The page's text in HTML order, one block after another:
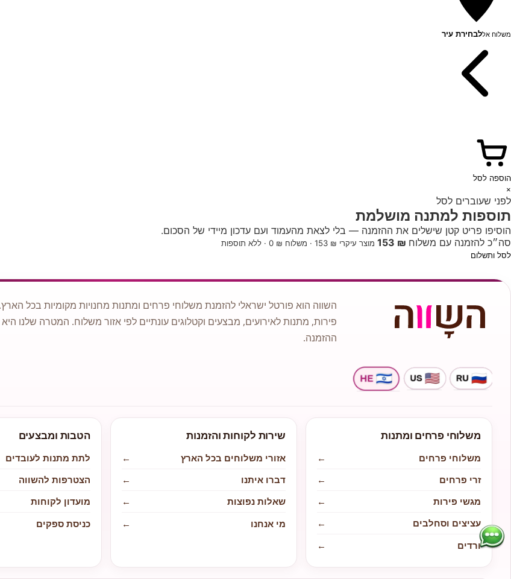
משלוח אללבחירת עיר
הוספה לסל
×
לפני שעוברים לסל
תוספות למתנה מושלמת
הוסיפו פריט קטן שישלים את ההזמנה — בלי לצאת מהעמוד ועם עדכון מיידי של הסכום.
סה״כ להזמנה עם משלוח ₪ 153 מוצר עיקרי ₪ 153 · משלוח ₪ 0 · ללא תוספות
לסל ותשלום
השווה הוא פורטל ישראלי להזמנת משלוחי פרחים ומתנות מחנויות מקומיות בכל
פירות, מתנות לאירועים, מבצעים וקטלוגים עונתיים לפי אזור משלוח. המטרה שלנו
ההזמנה.
משלוחי פרחים ומתנות
משלוחי פרחים
←
זרי פרחים
←
מגשי פירות
←
עציצים וסחלבים
←
ורדים
←
שירות לקוחות והזמנות
אזורי משלוחים בכל הארץ
←
דברו איתנו
←
שאלות נפוצות
←
מי אנחנו
←
הטבות ומבצעים
לתת מתנות לעובדים
הצטרפות להשווה
מועדון לקוחות
כניסת ספקים